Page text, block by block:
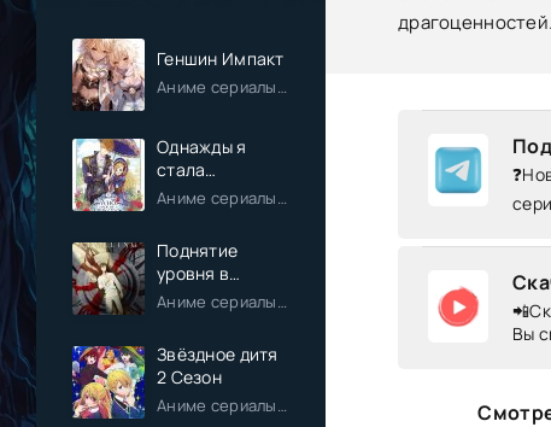
Геншин Импакт
Однажды я
стала
принцессой
Аниме сериалы / Комедия / Романтика / Фэнтези / Анонсы
Поднятие
уровня в
одиночку
Аниме сериалы / Экшен / Приключения / Фэнтези / Анонсы
Звёздное дитя
2 Сезон
Аниме сериалы / Драма / Комедия / Романтика / Фантастика / Анонсы
Вы